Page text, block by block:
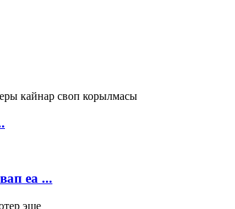
ea ...